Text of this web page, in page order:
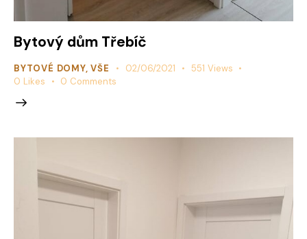
Bytový dům Třebíč
BYTOVÉ DOMY,VŠE 02/06/2021 551 Views
0 Likes 0 Comments